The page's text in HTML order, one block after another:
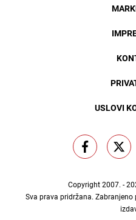
USLOVI
Copyright 2007. -
Sva prava pridržana.